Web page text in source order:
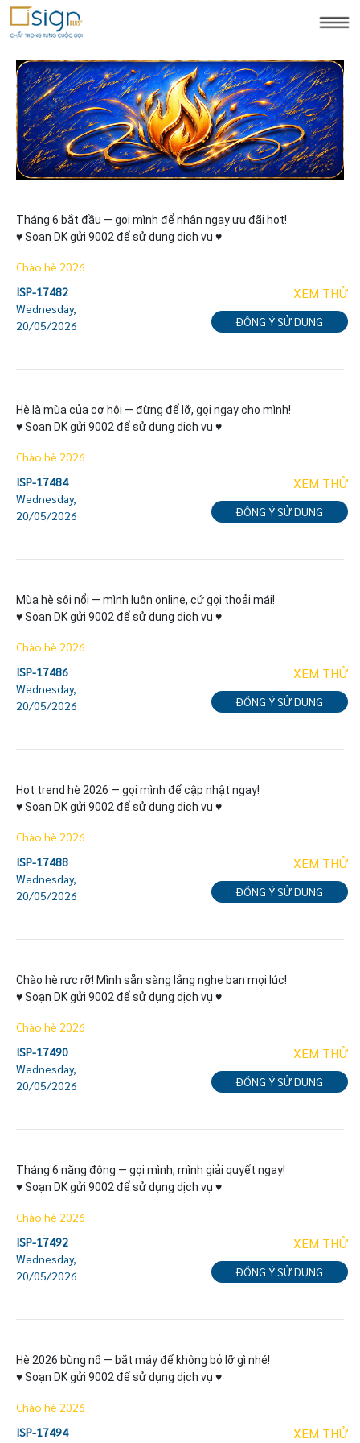
Tháng 6 bắt đầu — gọi mình để nhận ngay ưu đãi hot!
♥ Soạn DK gửi 9002 để sử dụng dịch vụ ♥
Chào hè 2026
ISP-17482
Wednesday,
20/05/2026
XEM THỬ
ĐỒNG Ý SỬ DỤNG
Hè là mùa của cơ hội — đừng để lỡ, gọi ngay cho mình!
♥ Soạn DK gửi 9002 để sử dụng dịch vụ ♥
Chào hè 2026
ISP-17484
Wednesday,
20/05/2026
XEM THỬ
ĐỒNG Ý SỬ DỤNG
Mùa hè sôi nổi — mình luôn online, cứ gọi thoải mái!
♥ Soạn DK gửi 9002 để sử dụng dịch vụ ♥
Chào hè 2026
ISP-17486
Wednesday,
20/05/2026
XEM THỬ
ĐỒNG Ý SỬ DỤNG
Hot trend hè 2026 — gọi mình để cập nhật ngay!
♥ Soạn DK gửi 9002 để sử dụng dịch vụ ♥
Chào hè 2026
ISP-17488
Wednesday,
20/05/2026
XEM THỬ
ĐỒNG Ý SỬ DỤNG
Chào hè rực rỡ! Mình sẵn sàng lắng nghe bạn mọi lúc!
♥ Soạn DK gửi 9002 để sử dụng dịch vụ ♥
Chào hè 2026
ISP-17490
Wednesday,
20/05/2026
XEM THỬ
ĐỒNG Ý SỬ DỤNG
Tháng 6 năng động — gọi mình, mình giải quyết ngay!
♥ Soạn DK gửi 9002 để sử dụng dịch vụ ♥
Chào hè 2026
ISP-17492
Wednesday,
20/05/2026
XEM THỬ
ĐỒNG Ý SỬ DỤNG
Hè 2026 bùng nổ — bắt máy để không bỏ lỡ gì nhé!
♥ Soạn DK gửi 9002 để sử dụng dịch vụ ♥
Chào hè 2026
ISP-17494
XEM THỬ